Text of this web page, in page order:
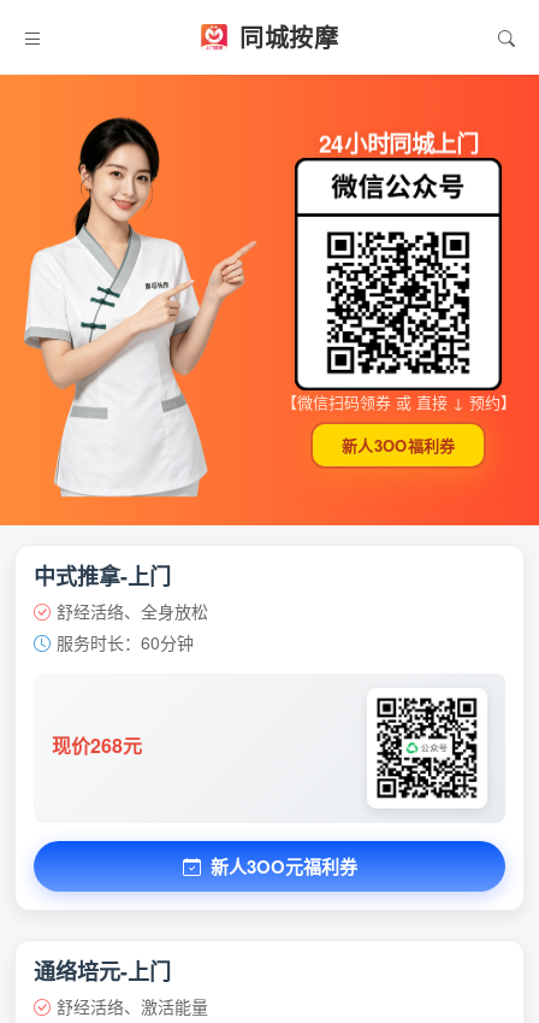
同城按摩
24小时同城上门
【微信扫码领券 或 直接 ↓ 预约】
新人3OO福利券
中式推拿-上门
舒经活络、全身放松
服务时长：60分钟
现价268元
新人3OO元福利券
通络培元-上门
舒经活络、激活能量